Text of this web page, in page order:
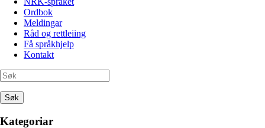
Ordbok
Meldingar
Råd og rettleiing
Få språkhjelp
Kontakt
Søk
Kategoriar